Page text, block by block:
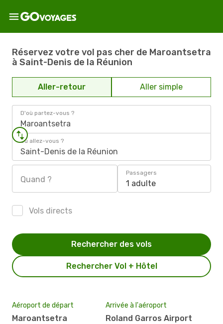
Réservez votre vol pas cher de Maroantsetra
à Saint-Denis de la Réunion
Aller-retour Aller simple
D'où partez-vous ?
Maroantsetra
Où allez-vous ?
Saint-Denis de la Réunion
Quand ?
Passagers
1 adulte
Vols directs
Rechercher Vol + Hôtel
Rechercher des vols
Aéroport de départ
Maroantsetra
Arrivée à l'aéroport
Roland Garros Airport